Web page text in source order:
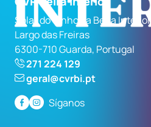
Solar do Vinho da Beira Interior
Largo das Freiras
6300-710 Guarda, Portugal
271 224 129
geral@cvrbi.pt
Síganos